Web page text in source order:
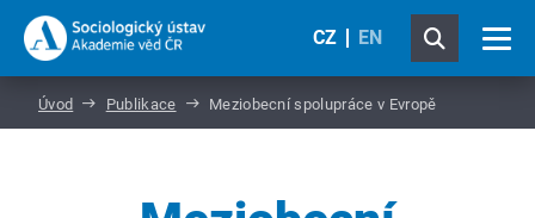
CZ EN
Úvod Publikace Meziobecní spolupráce v Evropě